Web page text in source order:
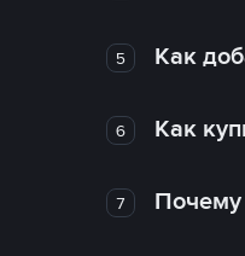
5 Как
6 Как
7 Почему